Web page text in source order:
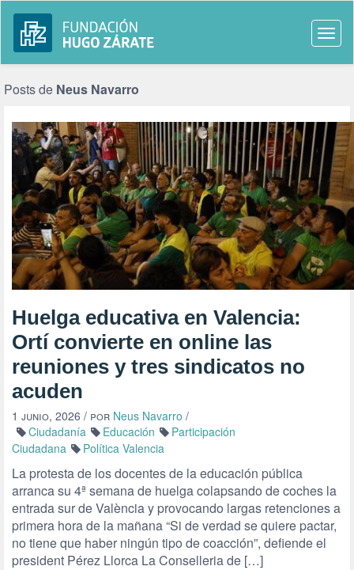
Posts de Neus Navarro
Huelga educativa en Valencia:
Ortí convierte en online las
reuniones y tres sindicatos no
acuden
1 junio, 2026 / por Neus Navarro /
Ciudadanía
Educación
Participación
Ciudadana
Política Valencia
La protesta de los docentes de la educación pública
arranca su 4ª semana de huelga colapsando de coches la
entrada sur de València y provocando largas retenciones a
primera hora de la mañana “Si de verdad se quiere pactar,
no tiene que haber ningún tipo de coacción”, defiende el
president Pérez Llorca La Conselleria de […]